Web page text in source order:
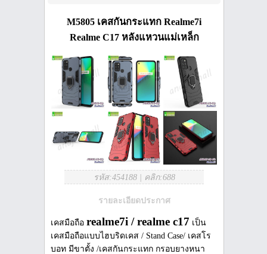
M5805 เคสกันกระแทก Realme7i
Realme C17 หลังแหวนแม่เหล็ก
รหัส:454188 คลิก:688
รายละเอียดประกาศ
เคสมือถือ realme7i / realme c17 เป็น
เคสมือถือแบบไฮบริดเคส / Stand Case/ เคสโร
บอท มีขาตั้ง /เคสกันกระแทก กรอบยางหนา